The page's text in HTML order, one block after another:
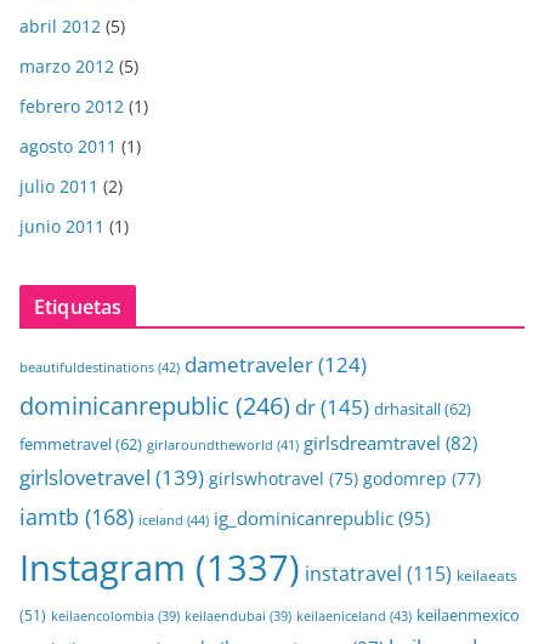
abril 2012 (5)
marzo 2012 (5)
febrero 2012 (1)
agosto 2011 (1)
julio 2011 (2)
junio 2011 (1)
Etiquetas
beautifuldestinations (42) dametraveler(124)
dominicanrepublic (246) dr(145) drhasitall(62)
femmetravel(62) girlaroundtheworld (41) girlsdreamtravel (82)
girlslovetravel (139) girlswhotravel (75) godomrep (77)
iamtb (168) iceland (44) ig_dominicanrepublic (95)
Instagram (1337) instatravel (115) keilaeats
(51) keilaencolombia (39) keilaendubai (39) keilaeniceland (43) keilaenmexico